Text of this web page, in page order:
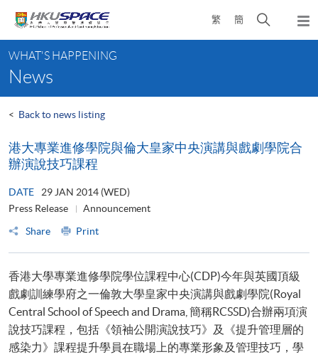
content
繁 簡
Open
search
content
start
WHAT'S HAPPENING
News
< Back to news listing
港大專業進修學院與倫大皇家中央演講與戲劇學院合
辦演說技巧課程
DATE
29 JAN 2014 (WED)
Press Release
Announcement
Share
Print
香港大學專業進修學院學位課程中心(CDP)今年與英國頂級
戲劇訓練學府之一倫敦大學皇家中央演講與戲劇學院(Royal
Central School of Speech and Drama, 簡稱RCSSD)合辦兩項演
說技巧課程，包括《領袖公開演說技巧》及《提升管理層的
感染力》課程提升學員在職場上的專業形象及管理技巧，學